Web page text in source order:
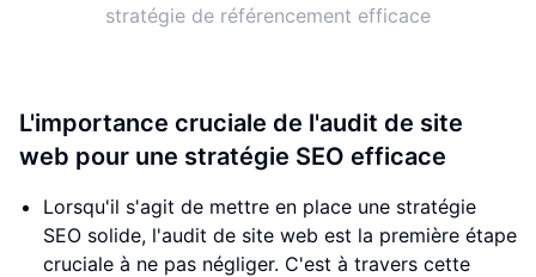
stratégie de référencement efficace
L'importance cruciale de l'audit de site
web pour une stratégie SEO efficace
Lorsqu'il s'agit de mettre en place une stratégie
SEO solide, l'audit de site web est la première étape
cruciale à ne pas négliger. C'est à travers cette